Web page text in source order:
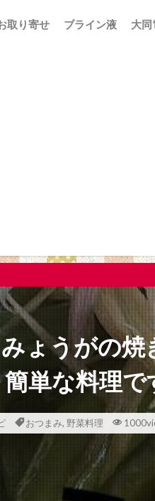
取り寄せ ブライン液 大同
＼レビュー・象印
ょうがの焼
単な料理で
おつまみ, 野菜料理